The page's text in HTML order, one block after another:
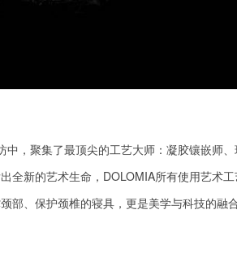
中，聚集了最顶尖的工艺大师： 凝胶镶嵌师
全新的艺术生命 ， DOLOMIA所有使用艺术
部、保护颈椎的寝具 ，更是美学与科技的融